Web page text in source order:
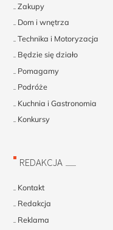
Zakupy
Dom i wnętrza
Technika i Motoryzacja
Będzie się działo
Pomagamy
Podróże
Kuchnia i Gastronomia
Konkursy
REDAKCJA
Kontakt
Redakcja
Reklama